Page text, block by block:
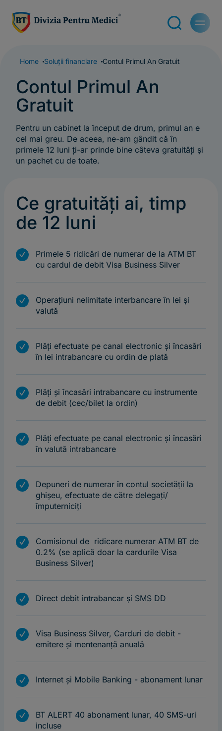
Home Soluții financiare Contul Primul An Gratuit
Contul Primul An
Gratuit
Pentru un cabinet la început de drum, primul an e
cel mai greu. De aceea, ne-am gândit că în
primele 12 luni ți-ar prinde bine câteva gratuități și
un pachet cu de toate.
Ce gratuităţi ai, timp
de 12 luni
m
Primele 5 ridicări de numerar de la ATM BT
cu cardul de debit Visa Business Silver
m
Operațiuni nelimitate interbancare în lei și
valută
m
Plăți efectuate pe canal electronic și încasări
în lei intrabancare cu ordin de plată
m
Plăți și încasări intrabancare cu instrumente
de debit (cec/bilet la ordin)
m
Plăți efectuate pe canal electronic și încasări
în valută intrabancare
m
Depuneri de numerar în contul societății la
ghișeu, efectuate de către delegați/
împuterniciți
m
Comisionul de ridicare numerar ATM BT de
0.2% (se aplică doar la cardurile Visa
Business Silver)
m Direct debit intrabancar și SMS DD
m
Visa Business Silver, Carduri de debit -
emitere și mentenanță anuală
m Internet și Mobile Banking - abonament lunar
m
BT ALERT 40 abonament lunar, 40 SMS-uri
incluse